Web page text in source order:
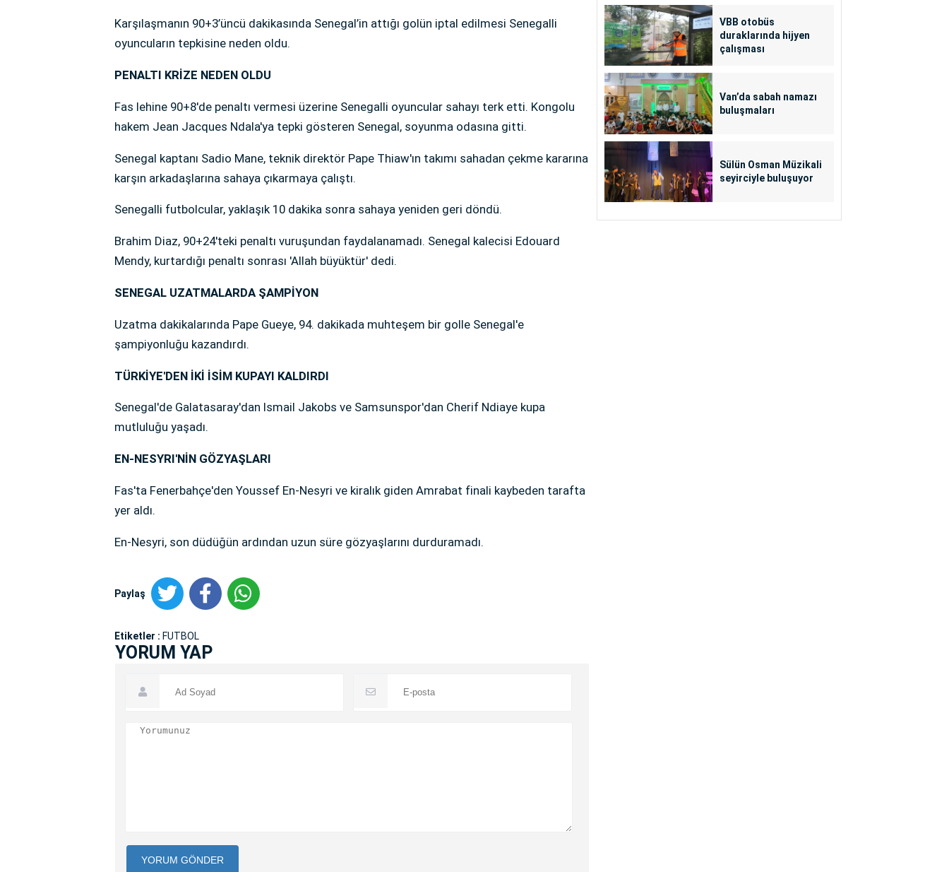
Karşılaşmanın 90+3’üncü dakikasında Senegal’in attığı golün iptal edilmesi Senegalli
oyuncuların tepkisine neden oldu.
PENALTI KRİZE NEDEN OLDU
Fas lehine 90+8'de penaltı vermesi üzerine Senegalli oyuncular sahayı terk etti. Kongolu
hakem Jean Jacques Ndala'ya tepki gösteren Senegal, soyunma odasına gitti.
Senegal kaptanı Sadio Mane, teknik direktör Pape Thiaw'ın takımı sahadan çekme kararına
karşın arkadaşlarına sahaya çıkarmaya çalıştı.
Senegalli futbolcular, yaklaşık 10 dakika sonra sahaya yeniden geri döndü.
Brahim Diaz, 90+24'teki penaltı vuruşundan faydalanamadı. Senegal kalecisi Edouard
Mendy, kurtardığı penaltı sonrası 'Allah büyüktür' dedi.
SENEGAL UZATMALARDA ŞAMPİYON
Uzatma dakikalarında Pape Gueye, 94. dakikada muhteşem bir golle Senegal'e
şampiyonluğu kazandırdı.
TÜRKİYE'DEN İKİ İSİM KUPAYI KALDIRDI
Senegal'de Galatasaray'dan Ismail Jakobs ve Samsunspor'dan Cherif Ndiaye kupa
mutluluğu yaşadı.
EN-NESYRI'NİN GÖZYAŞLARI
Fas'ta Fenerbahçe'den Youssef En-Nesyri ve kiralık giden Amrabat finali kaybeden tarafta
yer aldı.
En-Nesyri, son düdüğün ardından uzun süre gözyaşlarını durduramadı.
Paylaş
Etiketler : FUTBOL
YORUM YAP
YORUM GÖNDER
VBB otobüs
duraklarında hijyen
çalışması
Van’da sabah namazı
buluşmaları
Sülün Osman Müzikali
seyirciyle buluşuyor